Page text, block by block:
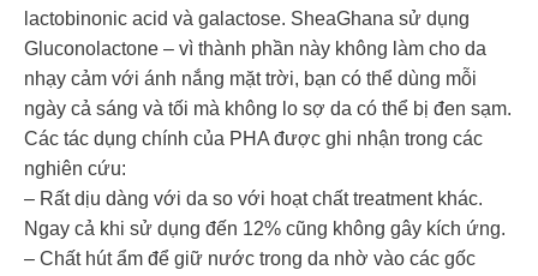
lactobinonic acid và galactose. SheaGhana sử dụng
Gluconolactone – vì thành phần này không làm cho da
nhạy cảm với ánh nắng mặt trời, bạn có thể dùng mỗi
ngày cả sáng và tối mà không lo sợ da có thể bị đen sạm.
Các tác dụng chính của PHA được ghi nhận trong các
nghiên cứu:
– Rất dịu dàng với da so với hoạt chất treatment khác.
Ngay cả khi sử dụng đến 12% cũng không gây kích ứng.
– Chất hút ẩm để giữ nước trong da nhờ vào các gốc